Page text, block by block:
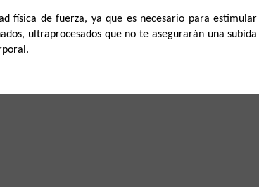
física de fuerza, ya que es necesario para
ultraprocesados que no te asegurarán una